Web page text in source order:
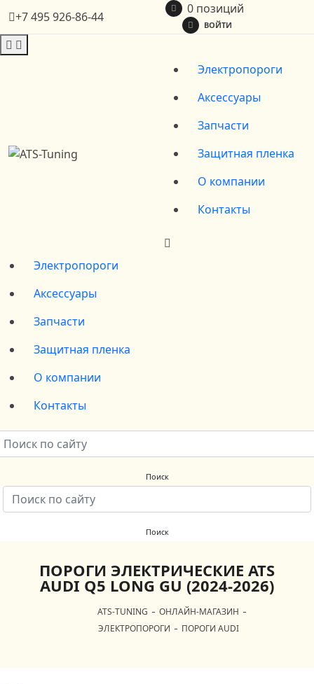
+7 495 926-86-44
0 позиций
ВОЙТИ
Электропороги
Аксессуары
Запчасти
Защитная пленка
О компании
Контакты
Электропороги
Аксессуары
Запчасти
Защитная пленка
О компании
Контакты
ПОРОГИ ЭЛЕКТРИЧЕСКИЕ ATS
AUDI Q5 LONG GU (2024-2026)
ATS-TUNING
ОНЛАЙН-МАГАЗИН
ЭЛЕКТРОПОРОГИ
ПОРОГИ AUDI